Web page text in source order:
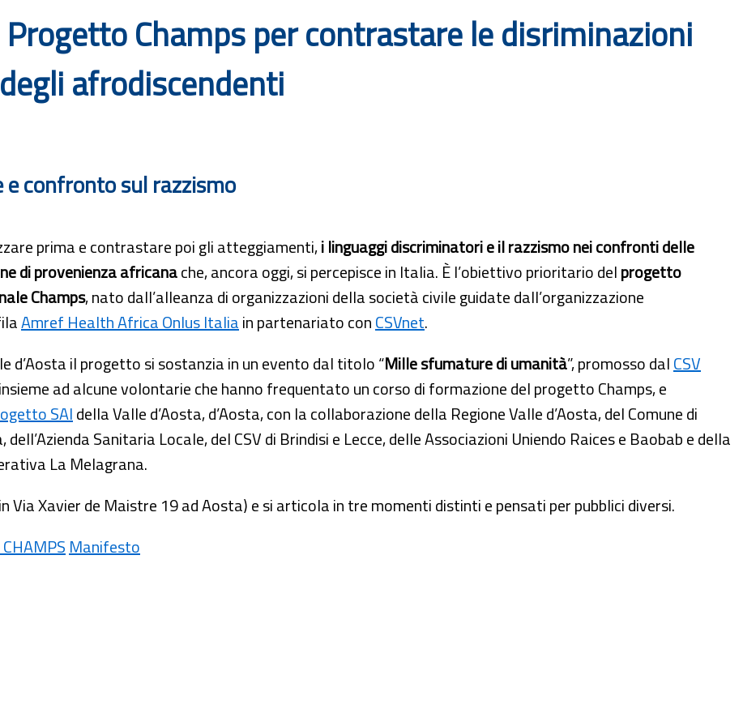
Progetto Champs per contrastare le disriminazioni
afrodiscendenti
confronto sul razzismo
prima e contrastare poi gli atteggiamenti,i linguaggi discriminatori e il razzismo nei confronti delle
di provenienza africanache, ancora oggi, si percepisce in Italia. È l’obiettivo prioritario delprogetto
Champs, nato dall’alleanza di organizzazioni della società civile guidate dall’organizzazione
Amref Health Africa Onlus Italiain partenariato conCSVnet.
d’Aosta il progetto si sostanzia in un evento dal titolo “Mille sfumature di umanità”, promosso dalCSV
ad alcune volontarie che hanno frequentato un corso di formazione del progetto Champs, e
SAIdella Valle d’Aosta, d’Aosta, con la collaborazione della Regione Valle d’Aosta, del Comune di
dell’Azienda Sanitaria Locale, del CSV di Brindisi e Lecce, delle Associazioni Uniendo Raices e Baobab e della
La Melagrana.
Via Xavier de Maistre 19 ad Aosta) e si articola in tre momenti distinti e pensati per pubblici diversi.
Manifesto